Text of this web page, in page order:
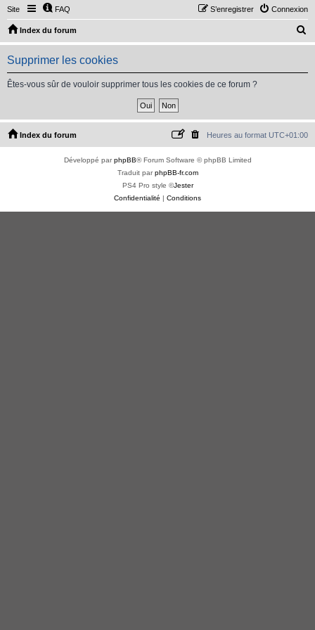
Site FAQ Connexion
S’enregistrer
Index du forum
e
h
Supprimer les cookies
Êtes-vous sûr de vouloir supprimer tous les cookies de ce forum ?
Index du forum Heures au format UTC+01:00
Développé parphpBB® Forum Software © phpBB Limited
Traduit parphpBB-fr.com
PS4 Pro style ©Jester
Confidentialité | Conditions